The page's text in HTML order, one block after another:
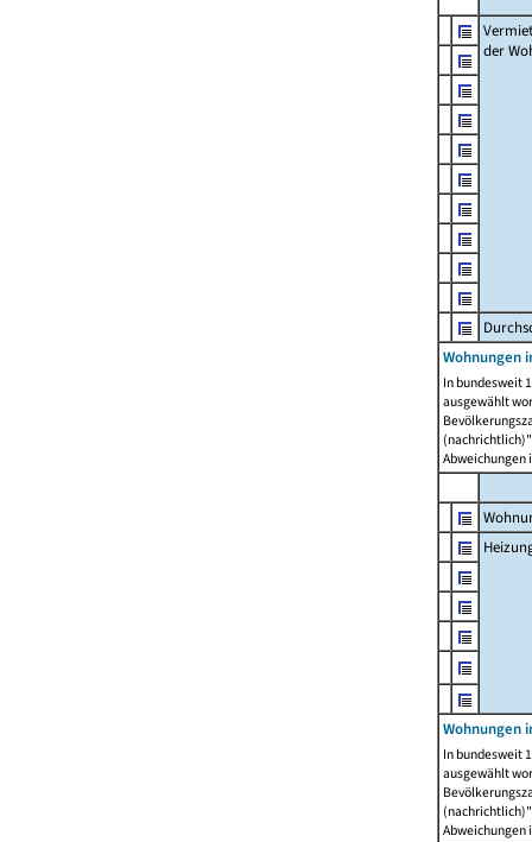
der
Wohnungen
In bundesweit
ausgewählt
Abweichungen
Wohnungen
In bundesweit
ausgewählt
Abweichungen